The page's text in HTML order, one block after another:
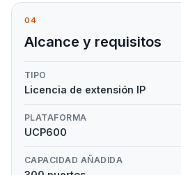
04
Alcance y requisitos
TIPO
Licencia de extensión IP
PLATAFORMA
UCP600
CAPACIDAD AÑADIDA